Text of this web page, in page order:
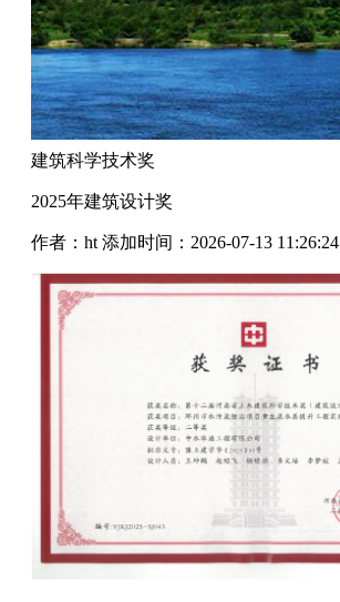
建筑科学技术奖
2025年建筑设计奖
作者：ht 添加时间：2026-07-13 11:26:24